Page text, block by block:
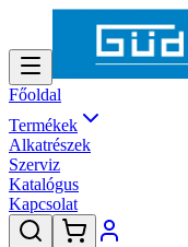
Főoldal
Termékek
Alkatrészek
Szerviz
Katalógus
Kapcsolat